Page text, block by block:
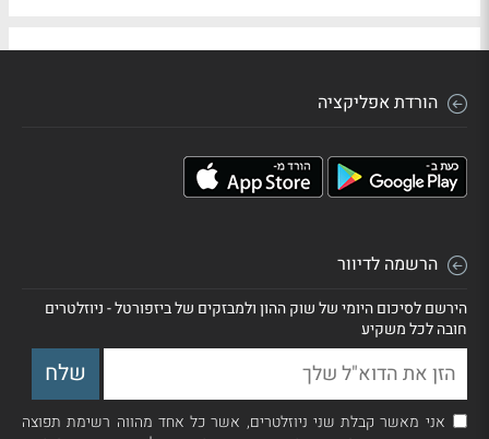
הורדת אפליקציה
הרשמה לדיוור
הירשם לסיכום היומי של שוק ההון ולמבזקים של ביזפורטל - ניוזלטרים
חובה לכל משקיע
אני מאשר קבלת שני ניוזלטרים, אשר כל אחד מהווה רשימת תפוצה